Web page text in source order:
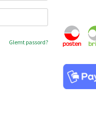
Glemt passord?